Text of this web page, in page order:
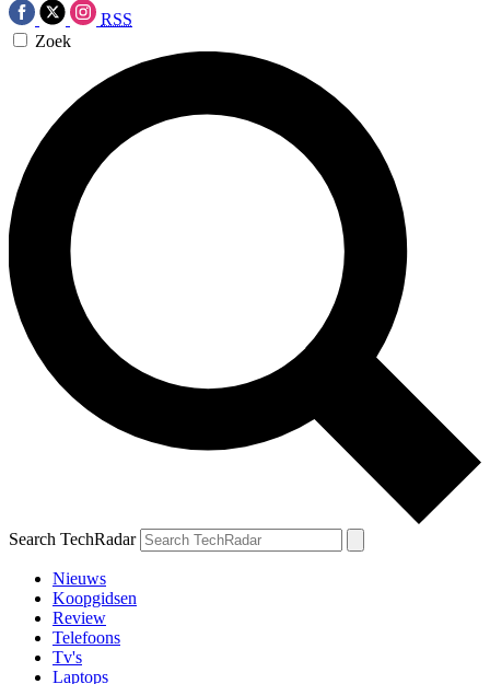
RSS
Zoek
Search TechRadar
Nieuws
Koopgidsen
Review
Telefoons
Tv's
Laptops